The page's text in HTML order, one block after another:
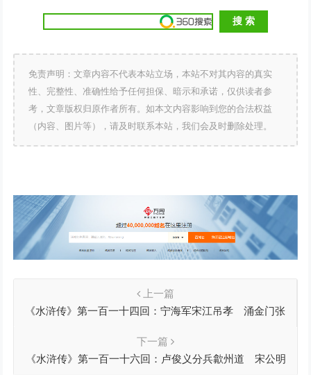
免责声明：文章内容不代表本站立场，本站不对其内容的真实
性、完整性、准确性给予任何担保、暗示和承诺，仅供读者参
考，文章版权归原作者所有。如本文内容影响到您的合法权益
（内容、图片等），请及时联系本站，我们会及时删除处理。
上一篇
《水浒传》第一百一十四回：宁海军宋江吊孝 涌金门张
下一篇
《水浒传》第一百一十六回：卢俊义分兵歙州道 宋公明